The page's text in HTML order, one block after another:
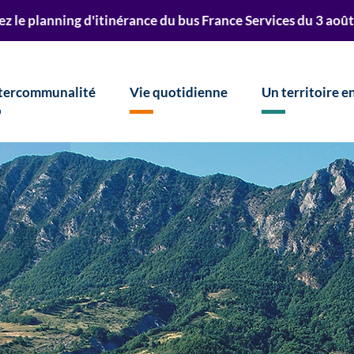
du bus France Services du 3 août au 23 octobre
Vie quotidienne Un territoire